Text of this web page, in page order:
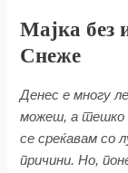
Мајка без
Снеже
Денес е многу
можеш, а тешко е
се среќавам со
причини. Но,